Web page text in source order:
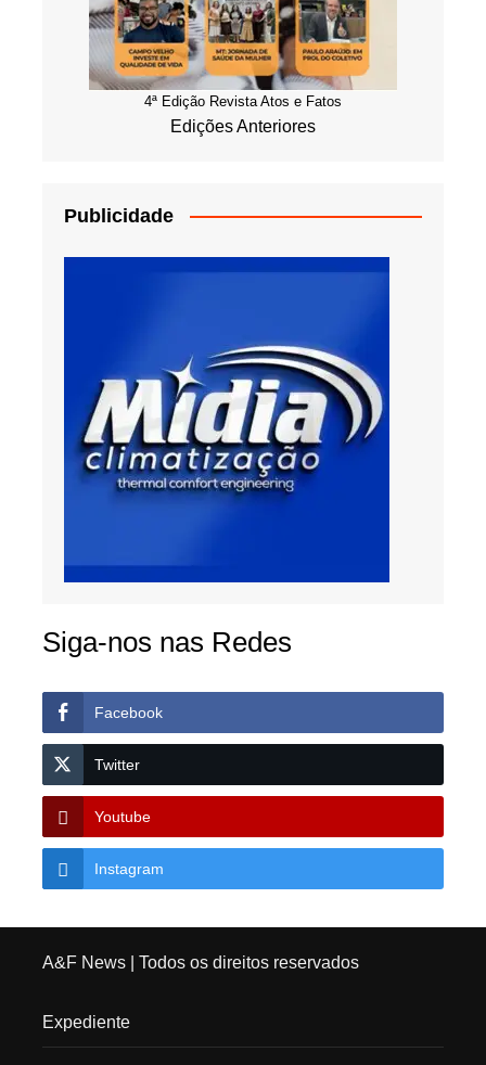
4ª Edição Revista Atos e Fatos
Edições Anteriores
Publicidade
Siga-nos nas Redes
Facebook
Twitter
Youtube
Instagram
A&F News| Todos os direitos reservados
Expediente